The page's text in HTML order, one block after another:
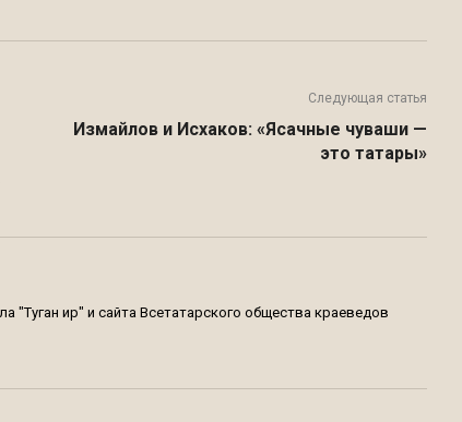
Следующая статья
Измайлов и Исхаков: «Ясачные чуваши —
это татары»
"Туган җир" и сайта Всетатарского общества краеведов